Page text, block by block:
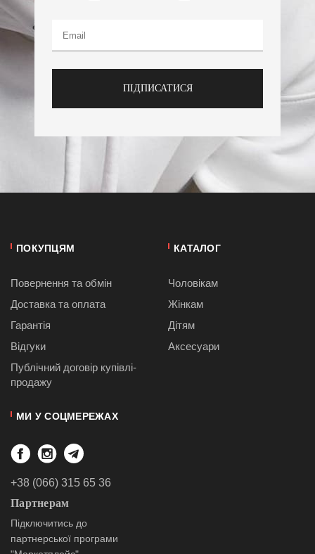
ПІДПИСАТИСЯ
ПОКУПЦЯМ
Повернення та обмін
Доставка та оплата
Гарантія
Відгуки
Публiчний договiр купівлі-
продажу
КАТАЛОГ
Чоловікам
Жінкам
Дітям
Аксесуари
МИ У СОЦМЕРЕЖАХ
+38 (066) 315 65 36
Партнерам
Підключитись до
партнерської програми